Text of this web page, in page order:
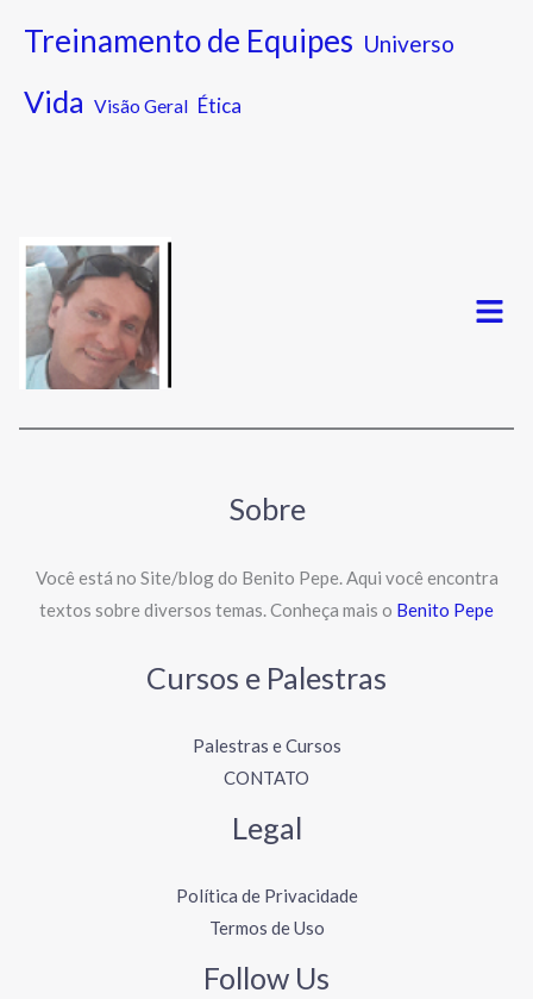
Treinamento de Equipes Universo
Vida Visão Geral Ética
Menu
Sobre
Você está no Site/blog do Benito Pepe. Aqui você encontra
textos sobre diversos temas. Conheça mais o Benito Pepe
Cursos e Palestras
Palestras e Cursos
CONTATO
Legal
Política de Privacidade
Termos de Uso
Follow Us